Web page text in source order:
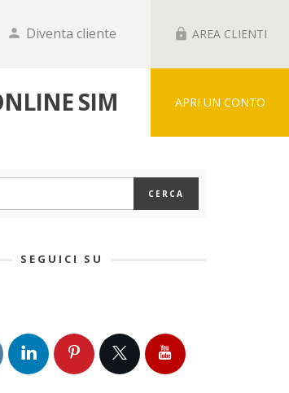
person Diventa cliente lock AREA CLIENTI
SIM APRI UN CONTO
SEGUICI SU